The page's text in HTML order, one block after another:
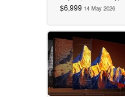
$6,999 14 May 2026